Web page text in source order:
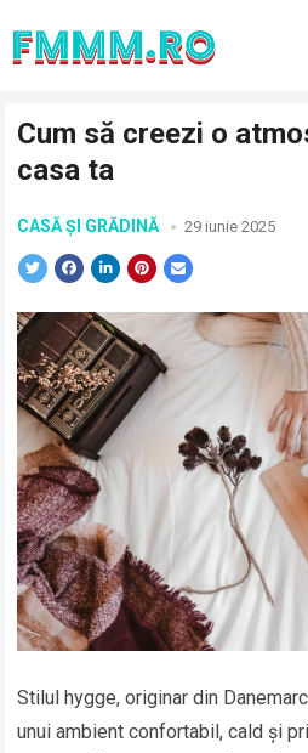
Cum să creezi o
casa ta
CASĂ ȘI GRĂDINĂ 29 iunie 2025
Stilul hygge, originar din
unui ambient confortabil, cald și